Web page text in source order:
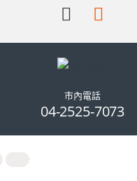
市內電話
04-2525-7073